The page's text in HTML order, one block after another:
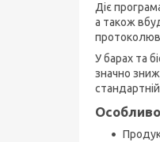
Діє
а також
У барах та
значно